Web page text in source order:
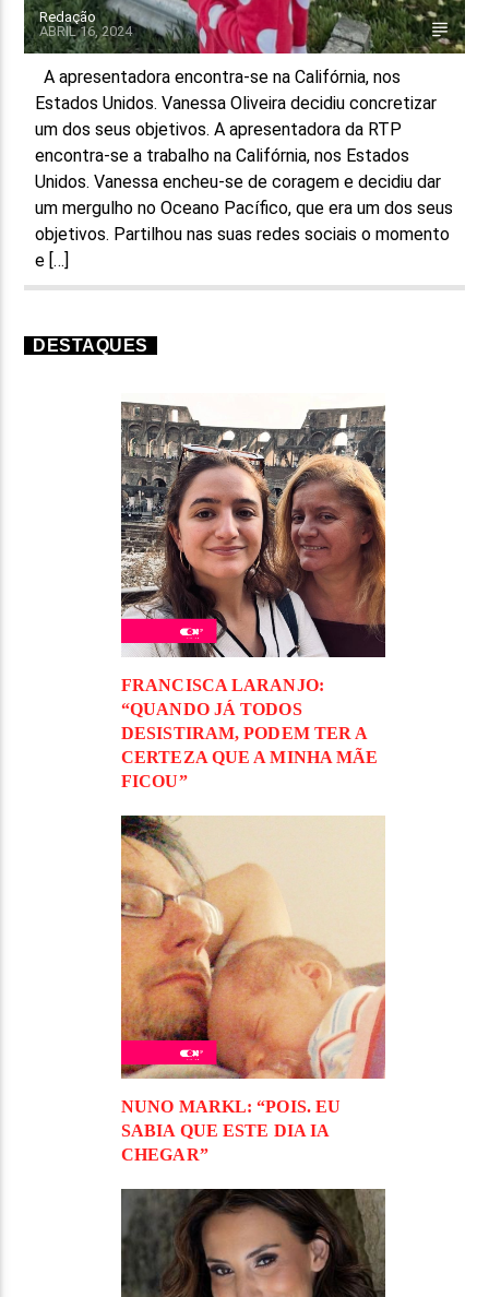
Redação
ABRIL 16, 2024
A apresentadora encontra-se na Califórnia, nos
Estados Unidos. Vanessa Oliveira decidiu concretizar
um dos seus objetivos. A apresentadora da RTP
encontra-se a trabalho na Califórnia, nos Estados
Unidos. Vanessa encheu-se de coragem e decidiu dar
um mergulho no Oceano Pacífico, que era um dos seus
objetivos. Partilhou nas suas redes sociais o momento
e […]
DESTAQUES
FRANCISCA LARANJO:
“QUANDO JÁ TODOS
DESISTIRAM, PODEM TER A
CERTEZA QUE A MINHA MÃE
FICOU”
NUNO MARKL: “POIS. EU
SABIA QUE ESTE DIA IA
CHEGAR”